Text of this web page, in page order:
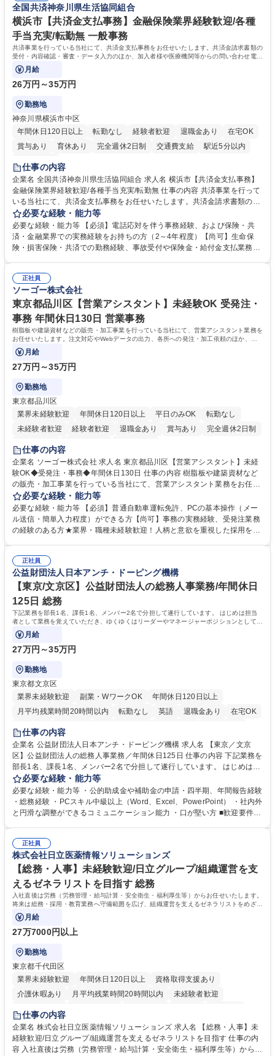
歴：大学院 大学 高専 短大 語学力： 資格：
全国共済神奈川県生活協同組合
横浜市【共済金支払事務】金融保険業界経験歓迎/各種
手当充実/転勤無 一般事務
共済事業を行っている当社にて、共済金支払事務をお任せいたします。共済金請求書類の
受付・内容確認・審査・データ入力のほか、加入者様や医療機関等からの問い合わせ電話
対応や書類発送等を担当します。
月給
26万円～35万円
勤務地
神奈川県横浜市中区
年間休日120日以上
転勤なし 経験者歓迎 退職金あり
在宅OK
賞与あり
育休あり 完全週休2日制 交通費支給
駅近5分以内
土日祝休み
仕事の内容
企業名 全国共済神奈川県生活協同組合 求人名 横浜市【共済金支払事務】
金融保険業界経験歓迎/各種手当充実/転勤無 仕事の内容 共済事業を行って
いる当社にて、共済金支払事務をお任せいたします。共済金請求書類の受
付・内容確認・審査・データ入力のほか、加入者様や医療機関等からの問
い合わせ電話対応や書類発送等を担当します。 ■共済金請求書類の受付、
内容確認、および共済金支払に関する審査・事務処理業務全般を担当 ■専
用システムへのデータ入力、各種必要書類の作成・発送作業 ■加入者様や
指定する業務 募集職種 横浜市【共済金支払事務】金融保険業界経験歓迎/
各種手当充実/転勤無
必要な経験・能力等
必要な経験・能力等 【必須】電話応対を伴う事務経験、および保険・共
済・金融業界での実務経験をお持ちの方（2～4年程度）【尚可】生命保
険・損害保険・共済での勤務経験、事故受付や保険金・給付金支払業務経
務へのキャリアチェンジ希望者も大歓迎です！ 学歴・資格 学歴：大学院
大学 高専 短大 専修学校 高校 語学力： 資格：
正社員
ソーゴー株式会社
東京都品川区【営業アシスタント】未経験OK 受発注・
事務 年間休日130日 営業事務
樹脂板や建築資材などの販売・加工事業を行っている当社にて、営業アシスタント業務を
お任せいたします。注文対応やWebデータの出力、各所への発注・加工依頼のほか、電
話・メール対応等の事務業務を担当します。
月給
27万円～35万円
勤務地
東京都品川区
業界未経験歓迎
年間休日120日以上 平日のみOK
転勤なし
未経験者歓迎
経験者歓迎 退職金あり 賞与あり
完全週休2日制
交通費支給
仕事の内容
企業名 ソーゴー株式会社 求人名 東京都品川区【営業アシスタント】未経
験OK◆受発注・事務◆年間休日130日 仕事の内容 樹脂板や建築資材など
の販売・加工事業を行っている当社にて、営業アシスタント業務をお任せ
いたします。注文対応やWebデータの出力、各所への発注・加工依頼のほ
か、電話・メール対応等の事務業務を担当します。 ■受注・発注業務：FA
Xによる注文対応、Web発注データのプリントアウト、各仕入先・協力会
社への発注および加工依頼等 ■納品書・請求書の作成および発送手配 ■商
当社の指定する業務 募集職種 東京都品川区【営業アシスタント】未経験O
K◆受発注・事務◆年間休日130日
必要な経験・能力等
必要な経験・能力等 【必須】普通自動車運転免許、PCの基本操作（メー
ル送信・簡単入力程度）ができる方【尚可】事務の実務経験、受発注業務
の経験のある方★業界・職種未経験歓迎！人柄と意欲を重視した採用を行
変化に臨機応変かつ柔軟に対応できる方、約束を守り正確に作業を進めら
れる方を求めています。高度なPCスキルや関数知識は一切不要です。丁
寧な指導体制が整っているため、安心してお仕事をスタートしていただけ
ます。 学歴・資格 学歴：大学院 大学 高専 短大 専修学校 高校 語学力：
資格：
正社員
公益財団法人日本アンチ・ドーピング機構
【東京/文京区】公益財団法人の総務人事業務/年間休日
125日 総務
下記業務を部長1名、課長1名、メンバー2名で分担して遂行しています。 はじめは担当
者として業務を覚えていただき、ゆくゆくはリーダーやマネージャーポジションとして活
躍いただくことを期待しています。
月給
27万円～35万円
勤務地
東京都文京区
業界未経験歓迎
副業・WワークOK
年間休日120日以上
月平均残業時間20時間以内
転勤なし 英語 退職金あり
在宅OK
賞与あり
育休あり
食事補助あり
仕事の内容
企業名 公益財団法人日本アンチ・ドーピング機構 求人名 【東京／文京
区】公益財団法人の総務人事業務／年間休日125日 仕事の内容 下記業務を
部長1名、課長1名、メンバー2名で分担して遂行しています。 はじめは担
当者として業務を覚えていただき、ゆくゆくはリーダーやマネージャーポ
ジションとして活躍いただくことを期待しています。 【総務・人事グルー
プの業務内容】 ・人事制度関連 ・採用活動 ・教育研修の企画、実行 ・勤
怠管理 ・官公庁への各種提出 ・法定の会議運営（評議員会、理事会） ・
管理 ・福利厚生関連 ・職員からの問合せ、相談対応 ・その他日常の総務
業務全般 募集職種 【東京／文京区】公益財団法人の総務人事業務／年間
休日125日
必要な経験・能力等
必要な経験・能力等 ・公的助成金や補助金の申請・四半期、年間報告経験
・総務経験 ・PCスキル中級以上（Word、Excel、PowerPoint） ・社内外
と円滑な調整ができるコミュニケーション能力 ・口が堅い方 ■歓迎要件
正社員
株式会社日立医薬情報ソリューションズ
【総務・人事】未経験歓迎/日立グループ/組織運営を支
えるゼネラリストを目指す 総務
入社直後は労務（労務管理・給与計算・安全衛生・福利厚生等）からお任せいたします。
将来は総務・採用・教育業務へ守備範囲を広げ、組織運営を支えるゼネラリストをめざせ
ます。
月給
27万7000円以上
勤務地
東京都千代田区
業界未経験歓迎
年間休日120日以上
資格取得支援あり
介護休暇あり
月平均残業時間20時間以内
未経験者歓迎
住宅手当あり
育休あり
完全週休2日制 交通費支給 土日祝休み 寮・社宅あり
仕事の内容
企業名 株式会社日立医薬情報ソリューションズ 求人名 【総務・人事】未
経験歓迎/日立グループ/組織運営を支えるゼネラリストを目指す 仕事の内
容 入社直後は労務（労務管理・給与計算・安全衛生・福利厚生等）からお